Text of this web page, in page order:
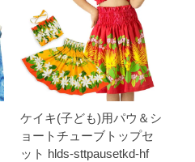
ケイキ(子ども)用パウ＆シ
ョートチューブトップセ
ット hlds-sttpausetkd-hf